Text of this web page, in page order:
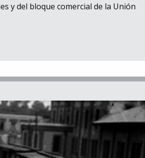
y del bloque comercial de la Unión